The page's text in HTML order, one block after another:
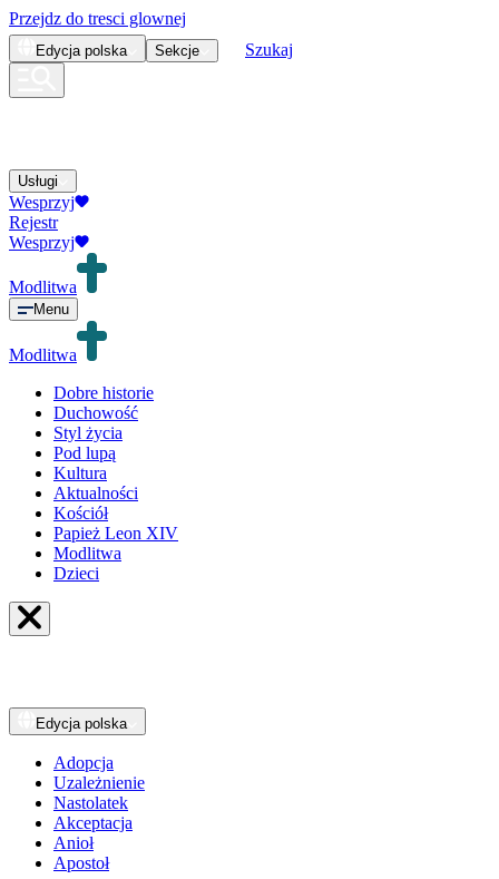
Przejdz do tresci glownej
Edycja polska Sekcje Szukaj
Usługi
Wesprzyj
Rejestr
Wesprzyj
Modlitwa
Menu
Modlitwa
Dobre historie
Duchowość
Styl życia
Pod lupą
Kultura
Aktualności
Kościół
Papież Leon XIV
Modlitwa
Dzieci
Edycja polska
Adopcja
Uzależnienie
Nastolatek
Akceptacja
Anioł
Apostoł